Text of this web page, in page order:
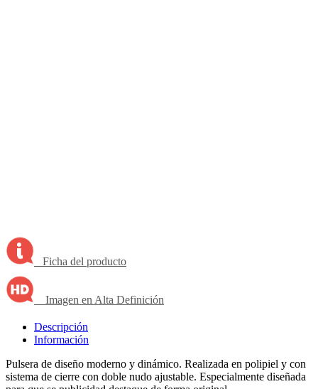
Ficha del producto
Imagen en Alta Definición
Descripción
Información
Pulsera de diseño moderno y dinámico. Realizada en polipiel y con
sistema de cierre con doble nudo ajustable. Especialmente diseñada